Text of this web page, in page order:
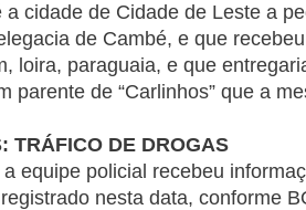
a cidade de Cidade de Leste a
de Cambé, e que
loira, paraguaia, e que
parente de “Carlinhos” que a
TRÁFICO DE DROGAS
equipe policial recebeu
nesta data, conforme